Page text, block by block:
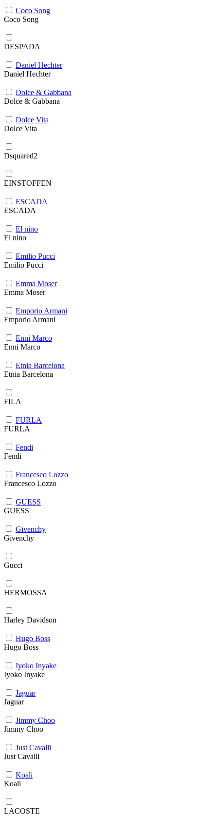
Coco Song
Coco Song
DESPADA
Daniel Hechter
Daniel Hechter
Dolce & Gabbana
Dolce & Gabbana
Dolce Vita
Dolce Vita
Dsquared2
EINSTOFFEN
ESCADA
ESCADA
El nino
El nino
Emilio Pucci
Emilio Pucci
Emma Moser
Emma Moser
Emporio Armani
Emporio Armani
Enni Marco
Enni Marco
Etnia Barcelona
Etnia Barcelona
FILA
FURLA
FURLA
Fendi
Fendi
Francesco Lozzo
Francesco Lozzo
GUESS
GUESS
Givenchy
Givenchy
Gucci
HERMOSSA
Harley Davidson
Hugo Boss
Hugo Boss
Iyoko Inyake
Iyoko Inyake
Jaguar
Jaguar
Jimmy Choo
Jimmy Choo
Just Cavalli
Just Cavalli
Koali
Koali
LACOSTE